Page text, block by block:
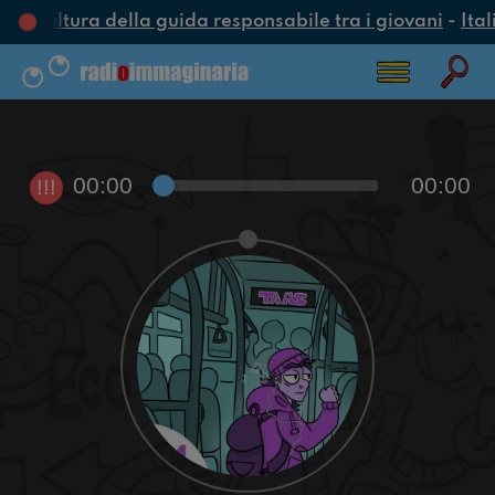
cultura della guida responsabile tra i giovani-
!!! 00:00 00:00